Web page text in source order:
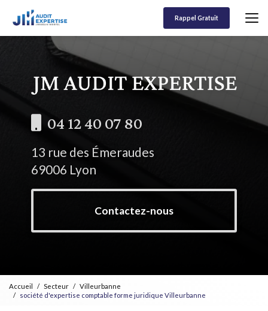
contenu
Rappel Gratuit
04 12 40 07 80
13 rue des Émeraudes
69006 Lyon
Contactez-nous
Accueil Secteur
Villeurbanne
société d'expertise comptable forme juridique Villeurbanne